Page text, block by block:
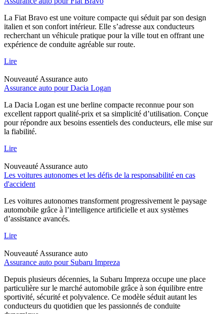
La Fiat Bravo est une voiture compacte qui séduit par son design
italien et son confort intérieur. Elle s’adresse aux conducteurs
recherchant un véhicule pratique pour la ville tout en offrant une
expérience de conduite agréable sur route.
Lire
Nouveauté Assurance auto
Assurance auto pour Dacia Logan
La Dacia Logan est une berline compacte reconnue pour son
excellent rapport qualité-prix et sa simplicité d’utilisation. Conçue
pour répondre aux besoins essentiels des conducteurs, elle mise sur
la fiabilité.
Lire
Nouveauté Assurance auto
Les voitures autonomes et les défis de la responsabilité en cas
d'accident
Les voitures autonomes transforment progressivement le paysage
automobile grâce à l’intelligence artificielle et aux systèmes
d’assistance avancés.
Lire
Nouveauté Assurance auto
Assurance auto pour Subaru Impreza
Depuis plusieurs décennies, la Subaru Impreza occupe une place
particulière sur le marché automobile grâce à son équilibre entre
sportivité, sécurité et polyvalence. Ce modèle séduit autant les
conducteurs du quotidien que les passionnés de conduite